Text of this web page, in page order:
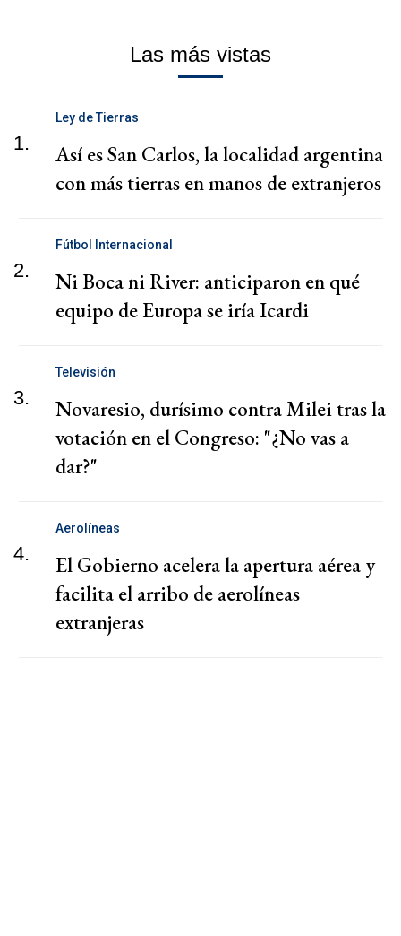
Las más vistas
1.
Ley de Tierras
Así es San Carlos, la localidad argentina
con más tierras en manos de extranjeros
2.
Fútbol Internacional
Ni Boca ni River: anticiparon en qué
equipo de Europa se iría Icardi
3.
Televisión
Novaresio, durísimo contra Milei tras la
votación en el Congreso: "¿No vas a
dar?"
4.
Aerolíneas
El Gobierno acelera la apertura aérea y
facilita el arribo de aerolíneas
extranjeras